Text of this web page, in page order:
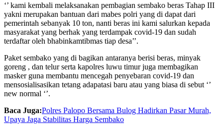
‘’ kami kembali melaksanakan pembagian sembako beras Tahap III
yakni merupakan bantuan dari mabes polri yang di dapat dari
pemerintah sebanyak 10 ton, nanti beras ini kami salurkan kepada
masyarakat yang berhak yang terdampak covid-19 dan sudah
terdaftar oleh bhabinkamtibmas tiap desa’’.
Paket sembako yang di bagikan antaranya berisi beras, minyak
goreng , dan telur serta kapolres luwu timur juga membagikan
masker guna membantu mencegah penyebaran covid-19 dan
mensosialisasikan tetang adapatasi baru atau yang biasa di sebut ‘’
new normal ‘’.
Baca Juga:Polres Palopo Bersama Bulog Hadirkan Pasar Murah,
Upaya Jaga Stabilitas Harga Sembako